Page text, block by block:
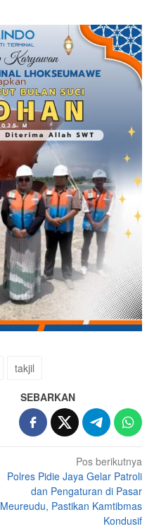
takjil
SEBARKAN
Pos berikutnya
Polres Pidie Jaya Gelar Patroli
dan Pengaturan di Pasar
Meureudu, Pastikan Kamtibmas
Kondusif